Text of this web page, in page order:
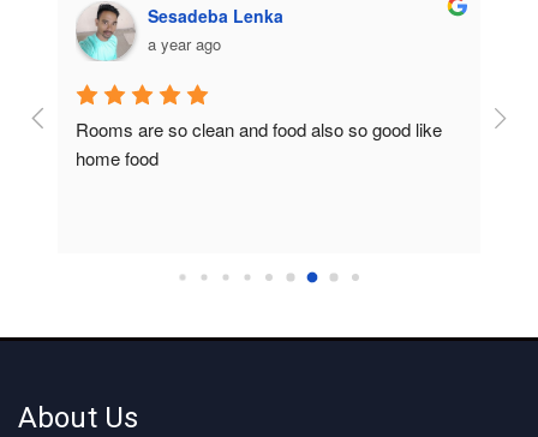
Sesadeba Lenka
a year ago
Rooms are so clean and food also so good like
home food
So
About Us